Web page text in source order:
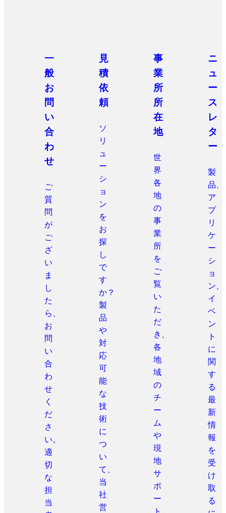
一
般
お
問
い
合
わ
せ
ご
質
問
が
ご
ざ
い
ま
し
た
ら、
お
問
い
合
わ
せ
く
だ
さ
い。
適
切
な
担
当
見
積
依
頼
ソ
リ
ュ
ー
シ
ョ
ン
を
お
探
し
で
す
か？
製
品
や
対
応
可
能
な
技
術
に
つ
い
て、
当
社
営
事
業
所
所
在
地
世
界
各
地
の
事
業
所
を
ご
覧
い
た
だ
き、
各
地
域
の
チ
ー
ム
や
現
地
サ
ポ
ー
ト
ニ
ュ
ー
ス
レ
タ
ー
製
品、
ア
プ
リ
ケ
ー
シ
ョ
ン、
イ
ベ
ン
ト
に
関
す
る
最
新
情
報
を
受
け
取
る